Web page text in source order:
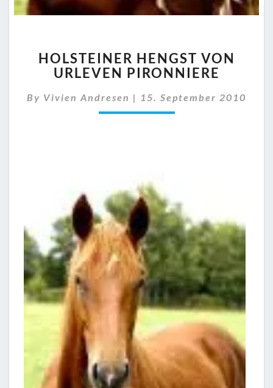
HENGST
VON
PIRONNIERE
HOLSTEINER HENGST VON
URLEVEN PIRONNIERE
By Vivien Andresen | 15. September 2010